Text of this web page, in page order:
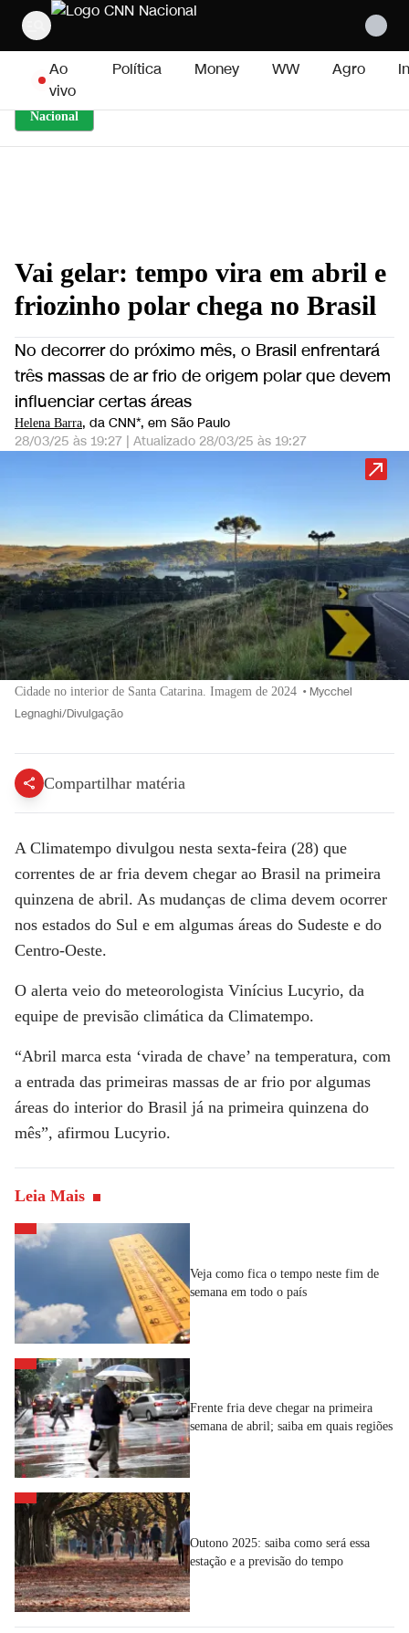
Pular para o conteúdo
Ao
vivo
Política Money WW Agro
Nacional
Vai gelar: tempo vira em abril e
friozinho polar chega no Brasil
No decorrer do próximo mês, o Brasil enfrentará
três massas de ar frio de origem polar que devem
influenciar certas áreas
Helena Barra, da CNN*, em São Paulo
28/03/25 às 19:27 | Atualizado 28/03/25 às 19:27
Cidade no interior de Santa Catarina. Imagem de 2024 • Mycchel
Legnaghi/Divulgação
Compartilhar matéria
A Climatempo divulgou nesta sexta-feira (28) que
correntes de ar fria devem chegar ao Brasil na primeira
quinzena de abril. As mudanças de clima devem ocorrer
nos estados do Sul e em algumas áreas do Sudeste e do
Centro-Oeste.
O alerta veio do meteorologista Vinícius Lucyrio, da
equipe de previsão climática da Climatempo.
“Abril marca esta ‘virada de chave’ na temperatura, com
a entrada das primeiras massas de ar frio por algumas
áreas do interior do Brasil já na primeira quinzena do
mês”, afirmou Lucyrio.
Leia Mais
Veja como fica o tempo neste fim de
semana em todo o país
Frente fria deve chegar na primeira
semana de abril; saiba em quais regiões
Outono 2025: saiba como será essa
estação e a previsão do tempo